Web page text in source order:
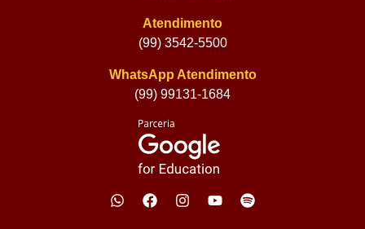
Atendimento
(99) 3542-5500
WhatsApp Atendimento
(99) 99131-1684